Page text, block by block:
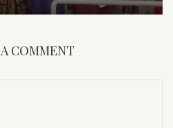
COMMENT